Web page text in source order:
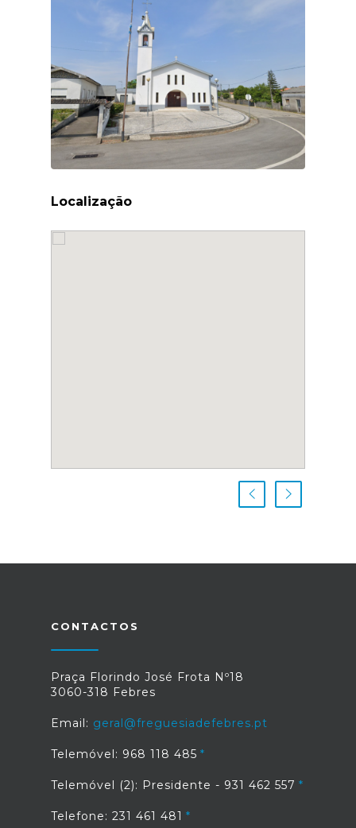
Localização
CONTACTOS
Praça Florindo José Frota Nº18
3060-318 Febres
Email: geral@freguesiadefebres.pt
Telemóvel: 968 118 485
Telemóvel (2): Presidente - 931 462 557
Telefone: 231 461 481